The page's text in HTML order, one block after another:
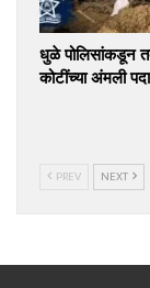
धुळे पोलिसांकडून
कोटींच्या अंमली
PREV NEXT